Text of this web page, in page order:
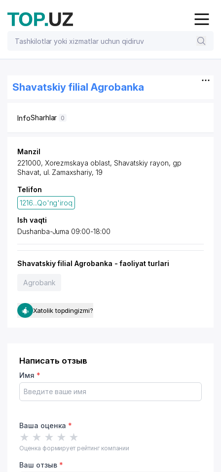
Shavatskiy filial Agrobanka
InfoSharhlar 0
Manzil
221000, Xorezmskaya oblast, Shavatskiy rayon, gp
Shavat, ul. Zamaxshariy, 19
Telifon
1216...Qo'ng'iroq
Ish vaqti
Dushanba-Juma 09:00-18:00
Shavatskiy filial Agrobanka - faoliyat turlari
Agrobank
Xatolik topdingizmi?
Написать отзыв
Имя *
Ваша оценка *
★ ★ ★ ★ ★
Оценка формирует рейтинг компании
Ваш отзыв *